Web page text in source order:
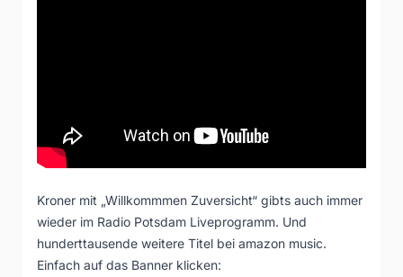
Kroner mit „Willkommmen Zuversicht“ gibts auch immer
wieder im Radio Potsdam Liveprogramm. Und
hunderttausende weitere Titel bei amazon music.
Einfach auf das Banner klicken: